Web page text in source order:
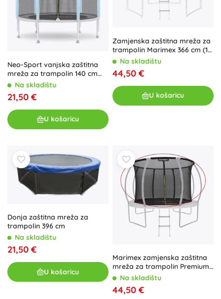
Neo-Sport vanjska zaštitna
mreža za trampolin 140 cm
(4,5 ft) za 6 stupova
Na skladištu
21,50 €
U košaricu
Zamjenska zaštitna mreža za
trampolin Marimex 366 cm (12
ft) Na skladištu
44,50 €
U košaricu
Donja zaštitna mreža za
trampolin 396 cm
Na skladištu
21,50 €
U košaricu
Marimex zamjenska zaštitna
mreža za trampolin Premium
366 cm
Na skladištu
44,50 €